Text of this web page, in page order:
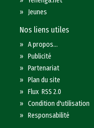
» Jeunes
Nos liens utiles
»A propos...
»Publicité
»Partenariat
»Plan du site
»Flux RSS 2.0
»Condition d'utilisation
»Responsabilité